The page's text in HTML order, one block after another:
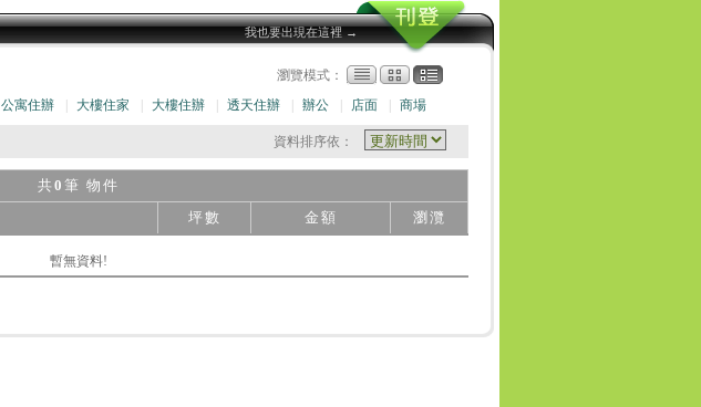
我也要出現在這裡 →
瀏覽模式：
公寓住辦 大樓住家 大樓住辦 透天住辦 辦公 店面 商場
資料排序依：
共 0 筆 物件
坪數 金額 瀏灠
暫無資料!